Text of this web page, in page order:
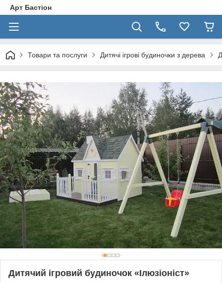
Арт Бастіон
Товари та послуги Дитячі ігрові будиночки з дерева
Дитячий ігровий будиночок «Ілюзіоніст»